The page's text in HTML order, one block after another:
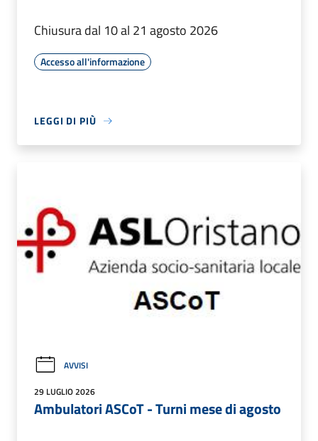
Chiusura dal 10 al 21 agosto 2026
Accesso all'informazione
LEGGI DI PIÙ
AVVISI
29 LUGLIO 2026
Ambulatori ASCoT - Turni mese di agosto